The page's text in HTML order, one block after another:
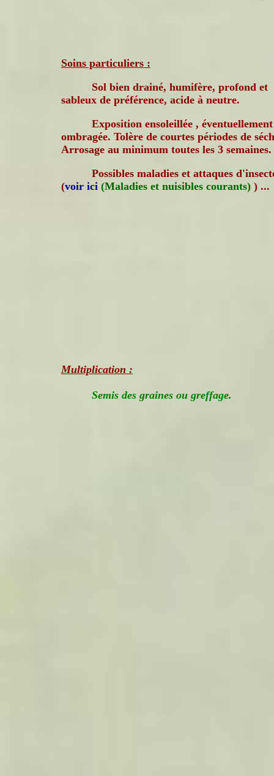
Soins particuliers :
Sol bien drainé, humifère, profond et
sableux de préférence, acide à neutre.
Exposition ensoleillée ,
ombragée. Tolère de courtes périodes de
Arrosage au minimum toutes les 3 semaines.
Possibles maladies et attaques
(voir ici (Maladies et nuisibles courants) ) ...
Multiplication :
Semis des graines ou greffage.